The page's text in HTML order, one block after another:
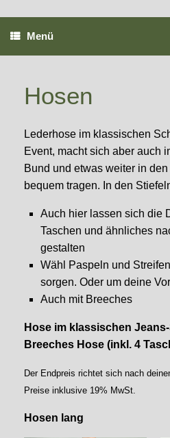
Inhalt
springenMenü
Hosen
Lederhose im klassischen
Event, macht sich aber auch
Bund und etwas weiter in
bequem tragen. In den
Auch hier lassen sich die
Taschen und ähnliches
gestalten
Wähl Paspeln und
sorgen. Oder um deine
Auch mit Breeches
Hose im klassischen
Breeches Hose (inkl. 4
Der Endpreis richtet sich nach
Preise inklusive 19% MwSt.
Hosen lang